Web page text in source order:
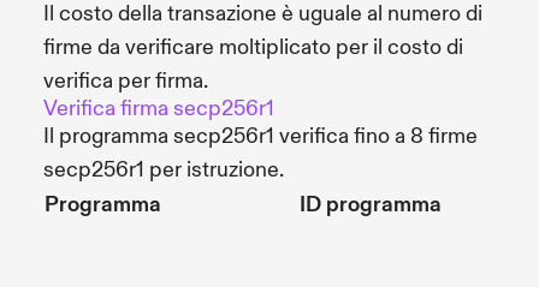
Il costo della transazione è uguale al numero di
firme da verificare moltiplicato per il costo di
verifica per firma.
Verifica firma secp256r1
Il programma secp256r1 verifica fino a 8 firme
secp256r1 per istruzione.
Programma
ID programma